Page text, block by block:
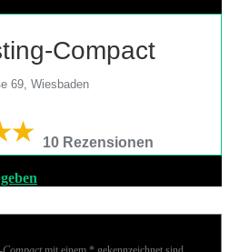
Compact
69, Wiesbaden
10 Rezensionen